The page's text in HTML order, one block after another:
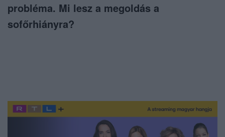
probléma. Mi lesz a megoldás a
sofőrhiányra?